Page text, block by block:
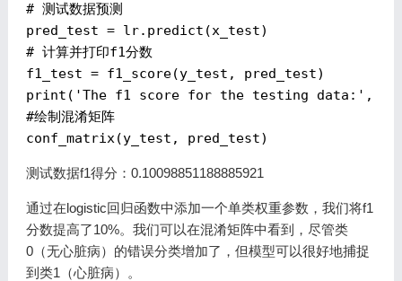
# 测试数据预测
# 计算并打印f1分数
f1_test = f1_score(y_test, pred_test)
print( 'The f1 score for the testing data:'
#绘制混淆矩阵
测试数据f1得分：0.10098851188885921
通过在logistic回归函数中添加一个单类权重参数，我们将f1
分数提高了10%。我们可以在混淆矩阵中看到，尽管类
0（无心脏病）的错误分类增加了，但模型可以很好地捕捉
到类1（心脏病）。